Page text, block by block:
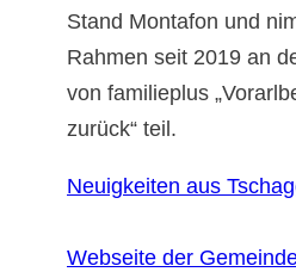
Stand Montafon und
Rahmen seit 2019 an
von familieplus
zurück“ teil.
Neuigkeiten aus
Webseite der